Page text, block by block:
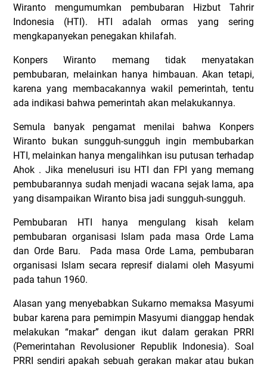
Wiranto mengumumkan pembubaran Hizbut Tahrir
Indonesia (HTI). HTI adalah ormas yang sering
mengkapanyekan penegakan khilafah.
Konpers Wiranto memang tidak menyatakan
pembubaran, melainkan hanya himbauan. Akan tetapi,
karena yang membacakannya wakil pemerintah, tentu
ada indikasi bahwa pemerintah akan melakukannya.
Semula banyak pengamat menilai bahwa Konpers
Wiranto bukan sungguh-sungguh ingin membubarkan
HTI, melainkan hanya mengalihkan isu putusan terhadap
Ahok . Jika menelusuri isu HTI dan FPI yang memang
pembubarannya sudah menjadi wacana sejak lama, apa
yang disampaikan Wiranto bisa jadi sungguh-sungguh.
Pembubaran HTI hanya mengulang kisah kelam
pembubaran organisasi Islam pada masa Orde Lama
dan Orde Baru.
Pada masa Orde Lama, pembubaran
organisasi Islam secara represif dialami oleh Masyumi
pada tahun 1960.
Alasan yang menyebabkan Sukarno memaksa Masyumi
bubar karena para pemimpin Masyumi dianggap hendak
melakukan “makar” dengan ikut dalam gerakan PRRI
(Pemerintahan Revolusioner Republik Indonesia). Soal
PRRI sendiri apakah sebuah gerakan makar atau bukan